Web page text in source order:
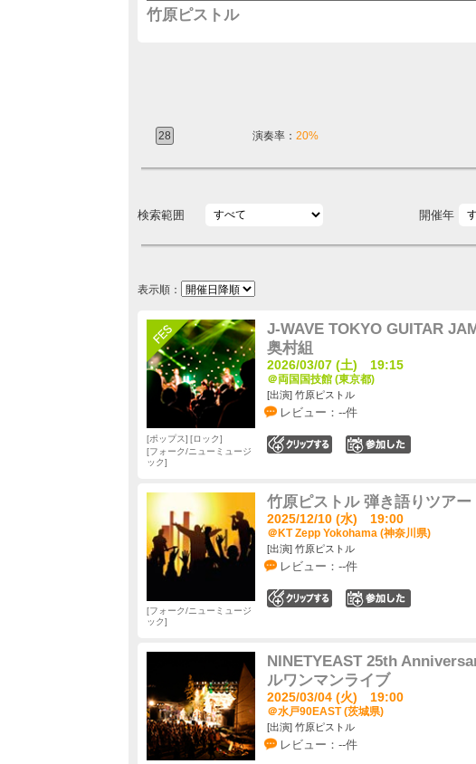
竹原ピストル
28 演奏率： 20%
検索範囲 開催年
表示順：
J-WAVE TOKYO GUITAR
奥村組
2026/03/07 (土) 19:15
＠両国国技館 (東京都)
[出演] 竹原ピストル
レビュー：--件
ポップス
ロック
フォーク/ニューミュージ
ック
竹原ピストル 弾き語りツア
2025/12/10 (水) 19:00
＠KT Zepp Yokohama (神奈川県)
[出演] 竹原ピストル
レビュー：--件
フォーク/ニューミュージ
ック
NINETYEAST 25th
ルワンマンライブ
2025/03/04 (火) 19:00
＠水戸90EAST (茨城県)
[出演] 竹原ピストル
レビュー：--件